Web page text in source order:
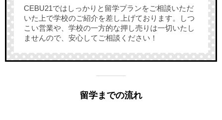
CEBU21ではしっかりと留学プランをご相談いただ
いた上で学校のご紹介を差し上げております。しつ
こい営業や、学校の一方的な押し売りは一切いたし
ませんので、安心してご相談ください！
留学までの流れ